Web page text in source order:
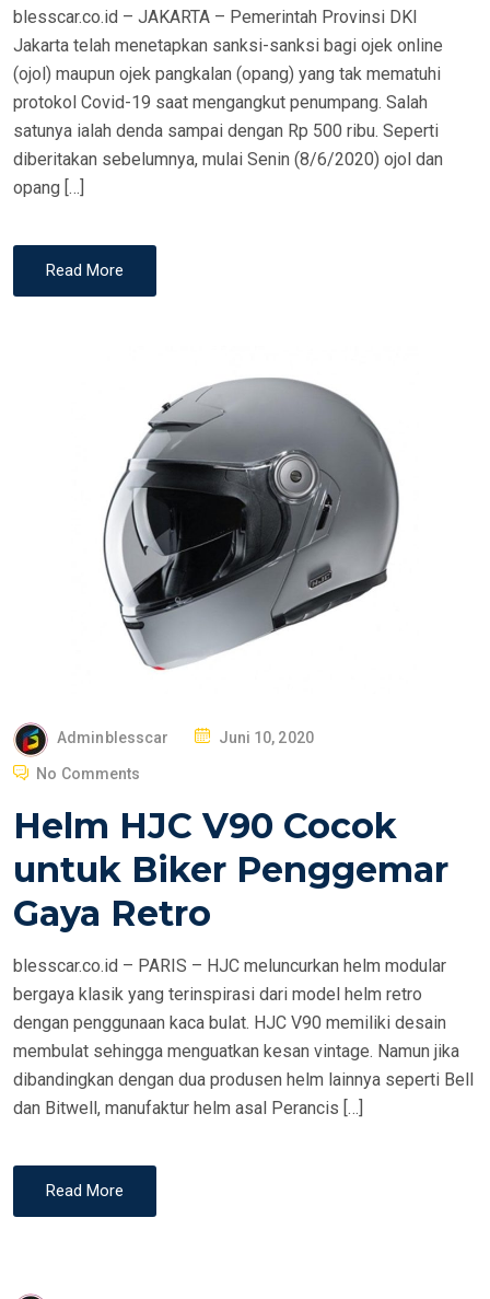
blesscar.co.id – JAKARTA – Pemerintah Provinsi DKI
Jakarta telah menetapkan sanksi-sanksi bagi ojek online
(ojol) maupun ojek pangkalan (opang) yang tak mematuhi
protokol Covid-19 saat mengangkut penumpang. Salah
satunya ialah denda sampai dengan Rp 500 ribu. Seperti
diberitakan sebelumnya, mulai Senin (8/6/2020) ojol dan
opang […]
Read More
Adminblesscar
T
D
Juni 10, 2020
No Comments
Helm HJC V90 Cocok
untuk Biker Penggemar
Gaya Retro
blesscar.co.id – PARIS – HJC meluncurkan helm modular
bergaya klasik yang terinspirasi dari model helm retro
dengan penggunaan kaca bulat. HJC V90 memiliki desain
membulat sehingga menguatkan kesan vintage. Namun jika
dibandingkan dengan dua produsen helm lainnya seperti Bell
dan Bitwell, manufaktur helm asal Perancis […]
Read More